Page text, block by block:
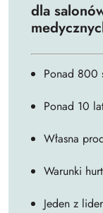
dla
Ponad 800
Ponad 10
Własna
Warunki
Jeden z